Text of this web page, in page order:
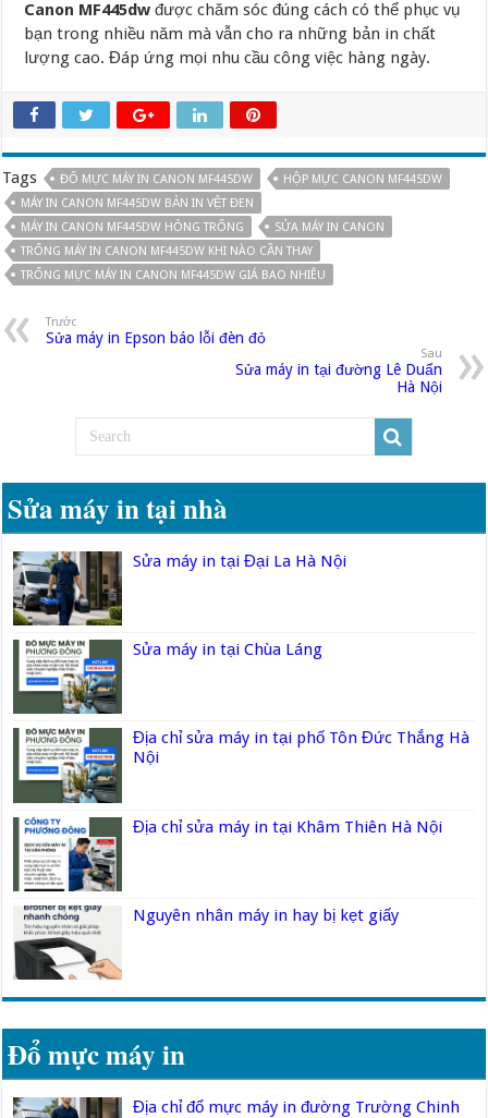
Canon MF445dw được chăm sóc đúng cách có thể phục vụ
bạn trong nhiều năm mà vẫn cho ra những bản in chất
lượng cao. Đáp ứng mọi nhu cầu công việc hàng ngày.
Tags ĐỔ MỰC MÁY IN CANON MF445DW
HỘP MỰC CANON MF445DW
MÁY IN CANON MF445DW BẢN IN VỆT ĐEN
MÁY IN CANON MF445DW HỎNG TRỐNG
SỬA MÁY IN CANON
TRỐNG MÁY IN CANON MF445DW KHI NÀO CẦN THAY
TRỐNG MỰC MÁY IN CANON MF445DW GIÁ BAO NHIÊU
Trước
Sửa máy in Epson báo lỗi đèn đỏ
Sau
Sửa máy in tại đường Lê Duẩn
Hà Nội
Sửa máy in tại nhà
Sửa máy in tại Đại La Hà Nội
Sửa máy in tại Chùa Láng
Địa chỉ sửa máy in tại phố Tôn Đức Thắng Hà
Nội
Địa chỉ sửa máy in tại Khâm Thiên Hà Nội
Nguyên nhân máy in hay bị kẹt giấy
Đổ mực máy in
Địa chỉ đổ mực máy in đường Trường Chinh